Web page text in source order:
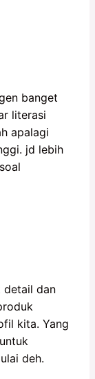
banget
literasi
apalagi
jd lebih
detail dan
kita. Yang
deh.